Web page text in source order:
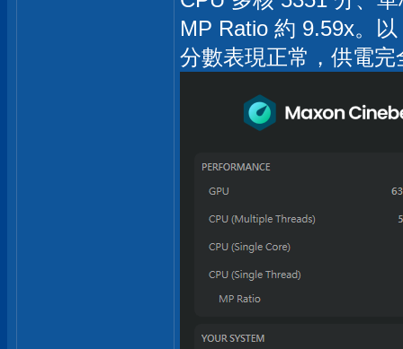
MP Ratio 約 9.59x。
分數表現正常，供電